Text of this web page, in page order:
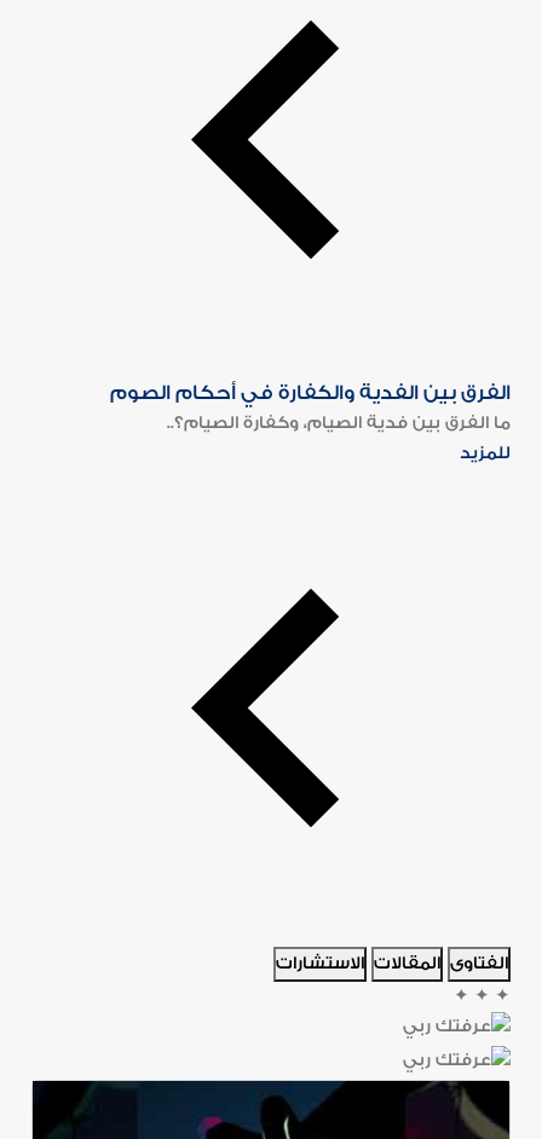
الفرق بين الفدية والكفارة في أحكام الصوم
ما الفرق بين فدية الصيام، وكفارة الصيام؟..
للمزيد
الفتاوى المقالات الاستشارات
✦
✦
✦